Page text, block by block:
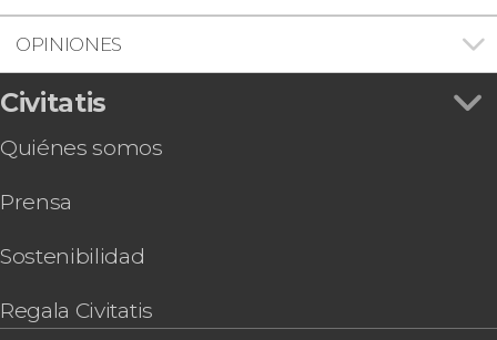
OPINIONES
Civitatis
Quiénes somos
Prensa
Sostenibilidad
Regala Civitatis